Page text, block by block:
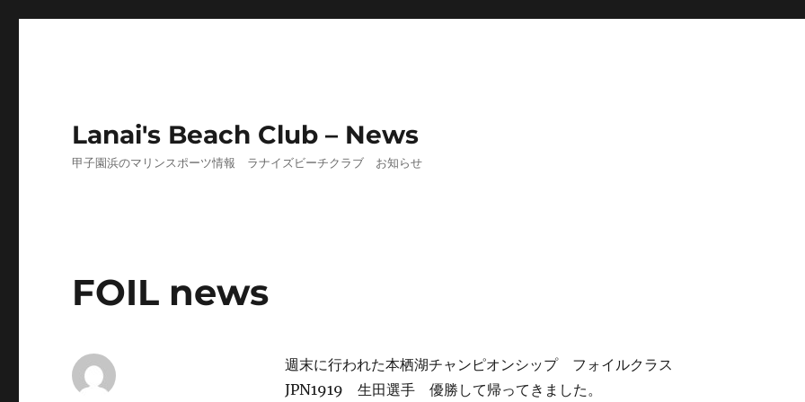
Lanai's Beach Club – News
甲子園浜のマリンスポーツ情報 ラナイズビーチクラブ お知らせ
FOIL news
週末に行われた本栖湖チャンピオンシップ フォイルクラス
JPN1919 生田選手 優勝して帰ってきました。